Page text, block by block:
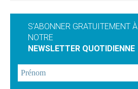
S'ABONNER GRATUITEMENT À
NOTRE
NEWSLETTER QUOTIDIENNE